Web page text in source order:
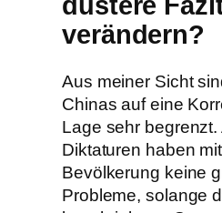
verändern?
Aus meiner Sicht
Chinas auf eine
Lage sehr begrenzt.
Diktaturen haben
Bevölkerung keine
Probleme, solange